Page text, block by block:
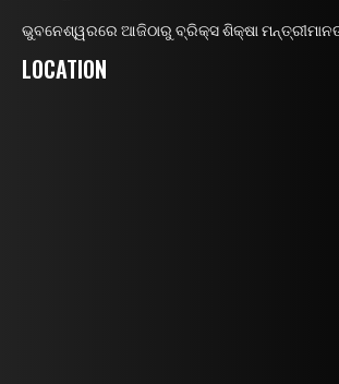
ଭୁବନେଶ୍ୱରରେ ଆଜିଠାରୁ ବ୍ରିକ୍ସ ଶିକ୍ଷା
LOCATION